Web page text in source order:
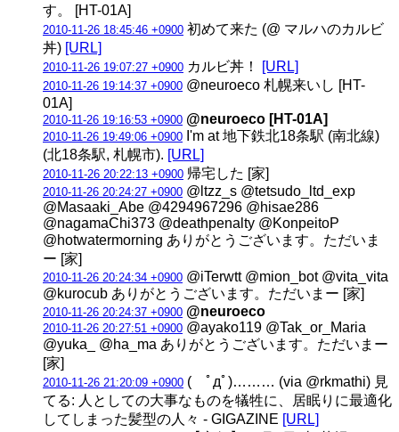
す。 [HT-01A]
2010-11-26 18:45:46 +0900 初めて来た (@ マルハのカルビ
丼) [URL]
2010-11-26 19:07:27 +0900 カルビ丼！ [URL]
2010-11-26 19:14:37 +0900 @neuroeco 札幌来いし [HT-
01A]
2010-11-26 19:16:53 +0900 @neuroeco [HT-01A]
2010-11-26 19:49:06 +0900 I'm at 地下鉄北18条駅 (南北線)
(北18条駅, 札幌市). [URL]
2010-11-26 20:22:13 +0900 帰宅した [家]
2010-11-26 20:24:27 +0900 @ltzz_s @tetsudo_ltd_exp
@Masaaki_Abe @4294967296 @hisae286
@nagamaChi373 @deathpenalty @KonpeitoP
@hotwatermorning ありがとうございます。ただいま
ー [家]
2010-11-26 20:24:34 +0900 @iTerwtt @mion_bot @vita_vita
@kurocub ありがとうございます。ただいまー [家]
2010-11-26 20:24:37 +0900 @neuroeco
2010-11-26 20:27:51 +0900 @ayako119 @Tak_or_Maria
@yuka_ @ha_ma ありがとうございます。ただいまー
[家]
2010-11-26 21:20:09 +0900 ( ﾟдﾟ)……… (via @rkmathi) 見
てる: 人としての大事なものを犠牲に、居眠りに最適化
してしまった髪型の人々 - GIGAZINE [URL]